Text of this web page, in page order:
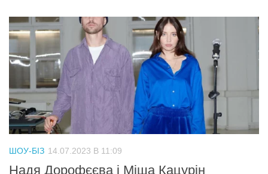
Привітання
Здоров’я
Події
Кримінал
Трагедії
Курйози
Культура
ШОУ-БІЗ 14.07.2023 В 11:09
Надя Дорофєєва і Міша Кацурін